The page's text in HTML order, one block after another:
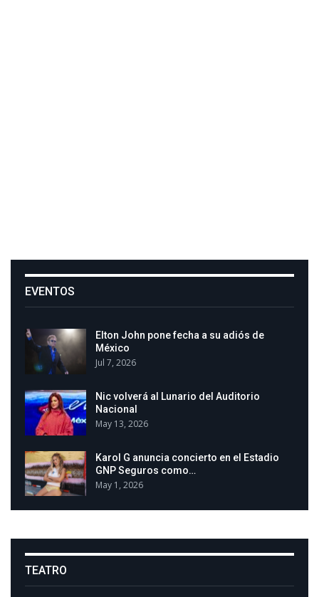
EVENTOS
Elton John pone fecha a su adiós de
México
Jul 7, 2026
Nic volverá al Lunario del Auditorio
Nacional
May 13, 2026
Karol G anuncia concierto en el Estadio
GNP Seguros como…
May 1, 2026
TEATRO